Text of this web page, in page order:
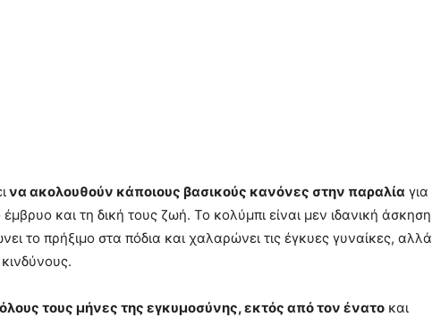
να ακολουθούν κάποιους βασικούς κανόνες στην παραλία για
και τη δική τους ζωή. Το κολύμπι είναι μεν ιδανική άσκηση
το πρήξιμο στα πόδια και χαλαρώνει τις έγκυες γυναίκες, αλλά
τους μήνες της εγκυμοσύνης, εκτός από τον ένατο και